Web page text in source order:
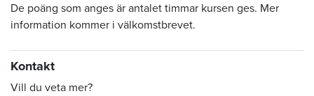
De poäng som anges är antalet timmar kursen ges. Mer
information kommer i välkomstbrevet.
Kontakt
Vill du veta mer?